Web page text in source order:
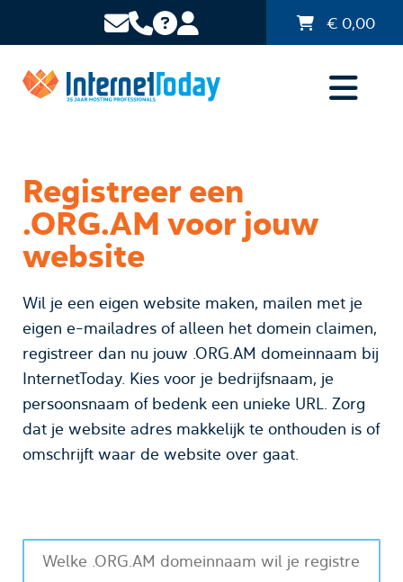
€ 0,00
Registreer een
.ORG.AM voor jouw
website
Wil je een eigen website maken, mailen met je
eigen e-mailadres of alleen het domein claimen,
registreer dan nu jouw .ORG.AM domeinnaam bij
InternetToday. Kies voor je bedrijfsnaam, je
persoonsnaam of bedenk een unieke URL. Zorg
dat je website adres makkelijk te onthouden is of
omschrijft waar de website over gaat.